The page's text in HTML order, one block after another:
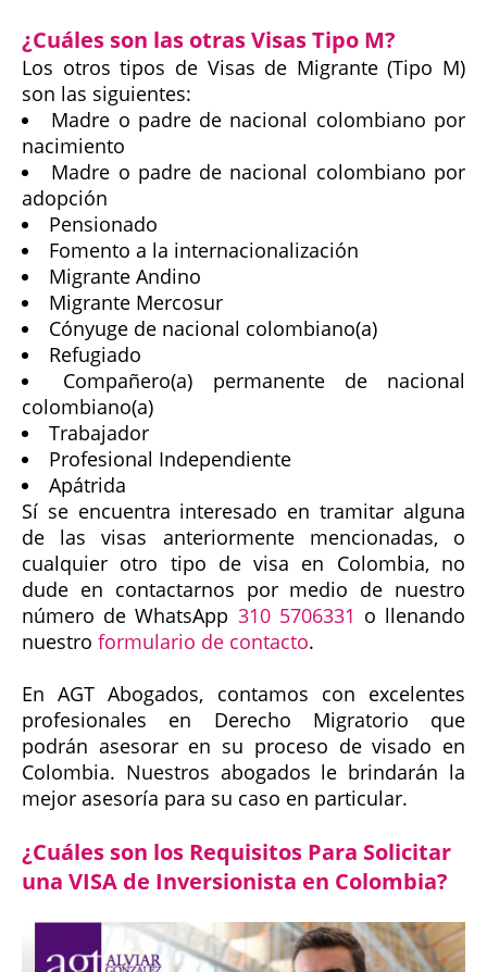
¿Cuáles son las otras Visas Tipo M?
Los otros tipos de Visas de Migrante (Tipo M)
son las siguientes:
Madre o padre de nacional colombiano por
nacimiento
Madre o padre de nacional colombiano por
adopción
Pensionado
Fomento a la internacionalización
Migrante Andino
Migrante Mercosur
Cónyuge de nacional colombiano(a)
Refugiado
Compañero(a) permanente de nacional
colombiano(a)
Trabajador
Profesional Independiente
Apátrida
Sí se encuentra interesado en tramitar alguna
de las visas anteriormente mencionadas, o
cualquier otro tipo de visa en Colombia, no
dude en contactarnos por medio de nuestro
número de WhatsApp 310 5706331 o llenando
nuestro formulario de contacto.
En AGT Abogados, contamos con excelentes
profesionales en Derecho Migratorio que
podrán asesorar en su proceso de visado en
Colombia. Nuestros abogados le brindarán la
mejor asesoría para su caso en particular.
¿Cuáles son los Requisitos Para Solicitar
una VISA de Inversionista en Colombia?